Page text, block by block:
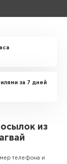
за 7 дней
из
телефона и